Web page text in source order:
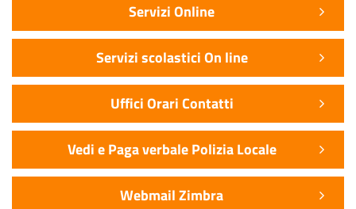
Servizi Online
Servizi scolastici On line
Uffici Orari Contatti
Vedi e Paga verbale Polizia Locale
Webmail Zimbra